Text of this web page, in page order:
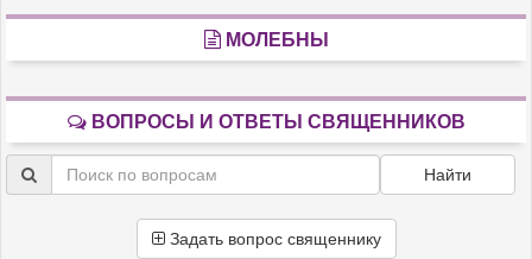
МОЛЕБНЫ
ВОПРОСЫ И ОТВЕТЫ СВЯЩЕННИКОВ
Найти
Задать вопрос священнику